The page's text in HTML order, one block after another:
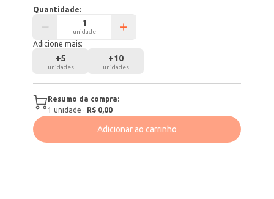
Quantidade:
unidade
Adicione mais:
+5
unidades
+10
unidades
Resumo da compra:
1 unidade · R$ 0,00
Adicionar ao carrinho